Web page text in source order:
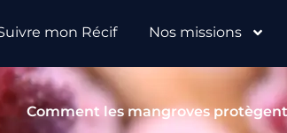
mon Récif Nos missions
Comment les mangroves